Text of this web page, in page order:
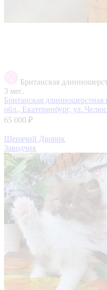
Британская
3 мес.
Британская
обл., Екатеринбург, ул.
65 000 ₽
Щенячий Дворик
Заводчик